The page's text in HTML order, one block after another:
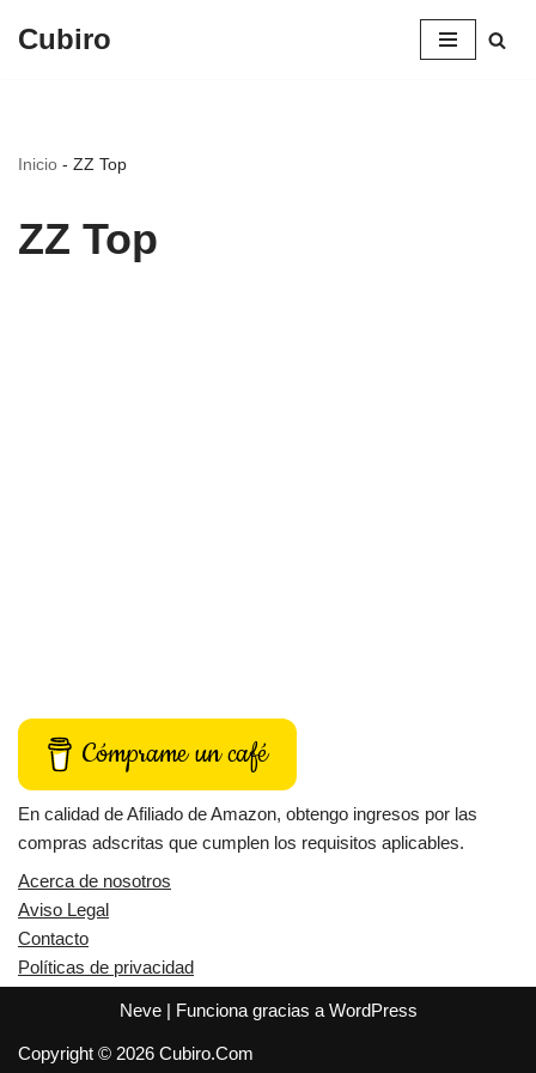
Cubiro
Inicio - ZZ Top
ZZ Top
Cómprame un café
En calidad de Afiliado de Amazon, obtengo ingresos por las
compras adscritas que cumplen los requisitos aplicables.
Acerca de nosotros
Aviso Legal
Contacto
Políticas de privacidad
Neve| Funciona gracias a WordPress
Copyright © 2026 Cubiro.Com